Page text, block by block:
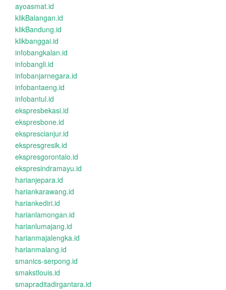
ayoasmat.id
klikBalangan.id
klikBandung.id
klikbanggai.id
infobangkalan.id
infobangli.id
infobanjarnegara.id
infobantaeng.id
infobantul.id
ekspresbekasi.id
ekspresbone.id
eksprescianjur.id
ekspresgresik.id
ekspresgorontalo.id
ekspresindramayu.id
harianjepara.id
hariankarawang.id
hariankediri.id
harianlamongan.id
harianlumajang.id
harianmajalengka.id
harianmalang.id
smanics-serpong.id
smakstlouis.id
smapraditadirgantara.id